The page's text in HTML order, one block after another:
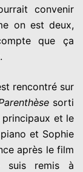
convenir
on est deux,
que ça
rencontré sur
sorti
principaux et le
et Sophie
après le film
suis remis à